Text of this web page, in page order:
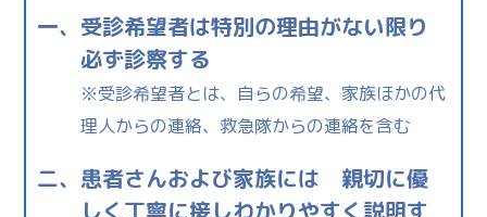
一、 受診希望者は特別の理由がない限り
必ず診察する
※受診希望者とは、自らの希望、家族ほかの代
理人からの連絡、救急隊からの連絡を含む
二、 患者さんおよび家族には 親切に優